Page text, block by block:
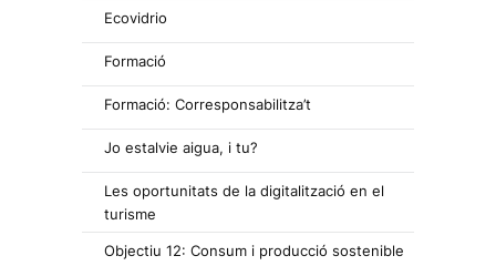
Ecovidrio
Formació
Formació: Corresponsabilitza’t
Jo estalvie aigua, i tu?
Les oportunitats de la digitalització en el
turisme
Objectiu 12: Consum i producció sostenible